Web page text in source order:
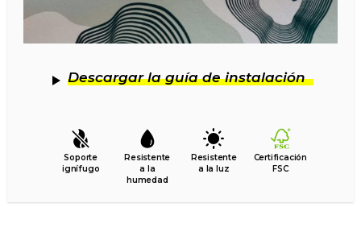
Descargar la guía de instalación
Soporte
ignífugo
Resistente
a la
humedad
Resistente
a la luz
Certificación
FSC